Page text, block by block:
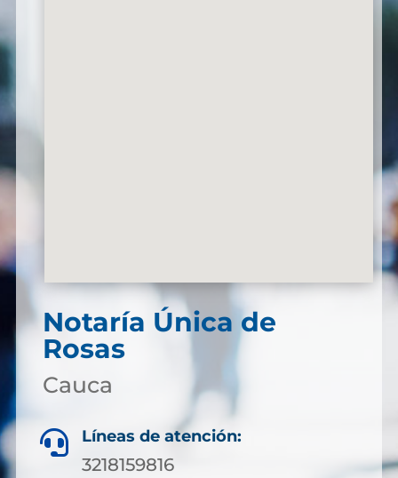
Notaría Única de
Rosas
Cauca
 Líneas de atención:
3218159816